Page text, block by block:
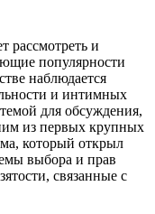
рассмотреть и
популярности
наблюдается
и интимных
для обсуждения,
из первых крупных
который открыл
выбора и прав
связанные с